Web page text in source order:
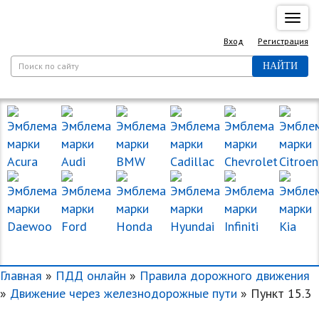
Вход Регистрация
НАЙТИ
Главная » ПДД онлайн » Правила дорожного движения
» Движение через железнодорожные пути » Пункт 15.3